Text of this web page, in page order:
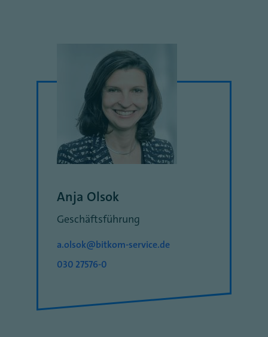
Anja Olsok
Geschäftsführung
a.olsok@bitkom-service.de
030 27576-0